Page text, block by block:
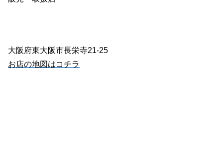
大阪府東大阪市長栄寺21-25
お店の地図はコチラ